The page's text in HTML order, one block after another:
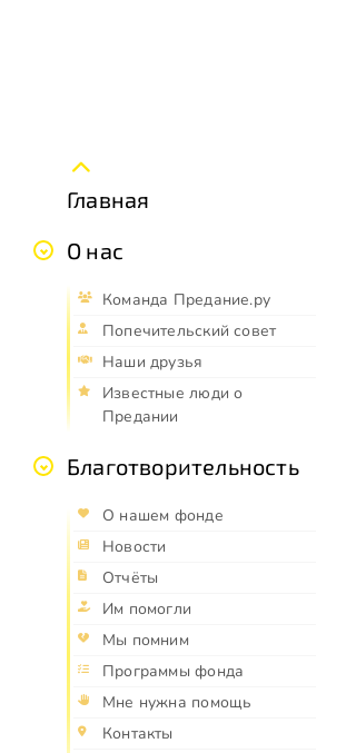
Главная
О нас
Команда Предание.ру
Попечительский совет
Наши друзья
Известные люди о
Предании
Благотворительность
О нашем фонде
Новости
Отчёты
Им помогли
Мы помним
Программы фонда
Мне нужна помощь
Контакты